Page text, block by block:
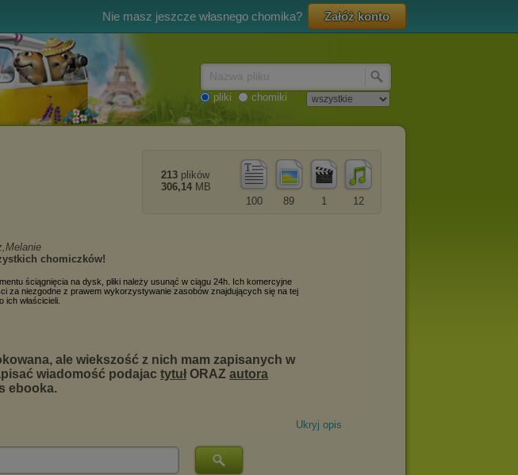
Nie masz jeszcze własnego chomika? Załóż konto
pliki chomiki
12
1
89
100
213 plików
306,14 MB
Ukryj opis